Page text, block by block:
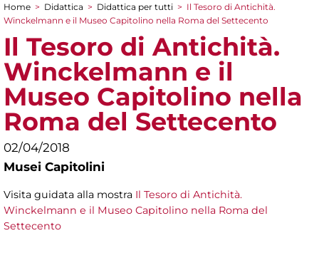
Tu sei qui
Home > Didattica > Didattica per tutti > Il Tesoro di Antichità.
Winckelmann e il Museo Capitolino nella Roma del Settecento
Il Tesoro di Antichità.
Winckelmann e il
Museo Capitolino nella
Roma del Settecento
02/04/2018
Musei Capitolini
Visita guidata alla mostra Il Tesoro di Antichità.
Winckelmann e il Museo Capitolino nella Roma del
Settecento